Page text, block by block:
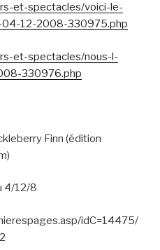
et-spectacles/voici-le-
12-2008-330975.php
et-spectacles/nous-l-
330976.php
Finn (édition
4/12/8
idC=14475/